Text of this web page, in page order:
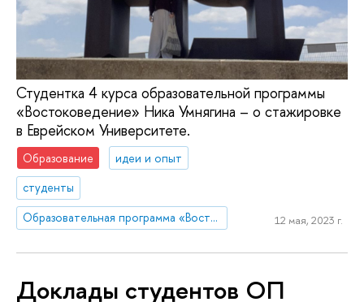
Студентка 4 курса образовательной программы
«Востоковедение» Ника Умнягина – о стажировке
в Еврейском Университете.
Образование
идеи и опыт
студенты
Образовательная программа «Востоковедение»
12 мая, 2023 г.
Доклады студентов ОП